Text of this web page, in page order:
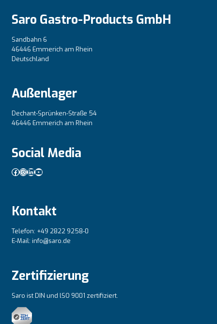
Saro Gastro-Products GmbH
Sandbahn 6
46446 Emmerich am Rhein
Deutschland
Außenlager
Dechant-Sprünken-Straße 54
46446 Emmerich am Rhein
Social Media
Facebook
Instagram
LinkedIn
YouTube
Kontakt
Telefon: +49 2822 9258-0
E-Mail: info@saro.de
Zertifizierung
Saro ist DIN und lSO 9001 zertifiziert.